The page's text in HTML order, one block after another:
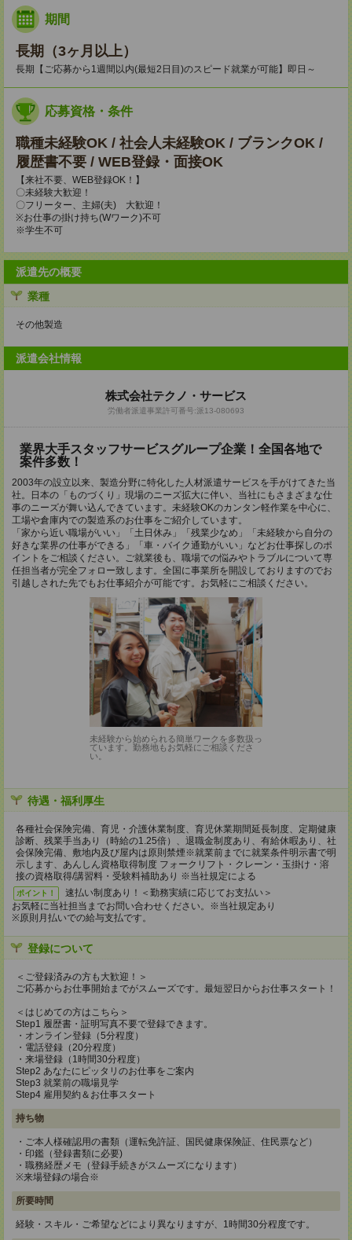
期間
長期（3ヶ月以上）
長期【ご応募から1週間以内(最短2日目)のスピード就業が可能】即日～
応募資格・条件
職種未経験OK / 社会人未経験OK / ブランクOK /
履歴書不要 / WEB登録・面接OK
【来社不要、WEB登録OK！】
〇未経験大歓迎！
〇フリーター、主婦(夫) 大歓迎！
※お仕事の掛け持ち(Wワーク)不可
※学生不可
派遣先の概要
業種
その他製造
派遣会社情報
株式会社テクノ・サービス
労働者派遣事業許可番号:派13-080693
業界大手スタッフサービスグループ企業！全国各地で
案件多数！
2003年の設立以来、製造分野に特化した人材派遣サービスを手がけてきた当
社。日本の「ものづくり」現場のニーズ拡大に伴い、当社にもさまざまな仕
事のニーズが舞い込んできています。未経験OKのカンタン軽作業を中心に、
工場や倉庫内での製造系のお仕事をご紹介しています。
「家から近い職場がいい」「土日休み」「残業少なめ」「未経験から自分の
好きな業界の仕事ができる」「車・バイク通勤がいい」などお仕事探しのポ
イントをご相談ください。ご就業後も、職場での悩みやトラブルについて専
任担当者が完全フォロー致します。全国に事業所を開設しておりますのでお
引越しされた先でもお仕事紹介が可能です。お気軽にご相談ください。
未経験から始められる簡単ワークを多数扱っ
ています。勤務地もお気軽にご相談くださ
い。
待遇・福利厚生
各種社会保険完備、育児・介護休業制度、育児休業期間延長制度、定期健康
診断、残業手当あり（時給の1.25倍）、退職金制度あり、有給休暇あり、社
会保険完備、敷地内及び屋内は原則禁煙※就業前までに就業条件明示書で明
示します、あんしん資格取得制度 フォークリフト・クレーン・玉掛け・溶
接の資格取得/講習料・受験料補助あり ※当社規定による
ポイント！
速払い制度あり！＜勤務実績に応じてお支払い＞
お気軽に当社担当までお問い合わせください。※当社規定あり
※原則月払いでの給与支払です。
登録について
＜ご登録済みの方も大歓迎！＞
ご応募からお仕事開始までがスムーズです。最短翌日からお仕事スタート！
＜はじめての方はこちら＞
Step1 履歴書・証明写真不要で登録できます。
・オンライン登録（5分程度）
・電話登録（20分程度）
・来場登録（1時間30分程度）
Step2 あなたにピッタリのお仕事をご案内
Step3 就業前の職場見学
Step4 雇用契約＆お仕事スタート
持ち物
・ご本人様確認用の書類（運転免許証、国民健康保険証、住民票など）
・印鑑（登録書類に必要)
・職務経歴メモ（登録手続きがスムーズになります）
※来場登録の場合※
所要時間
経験・スキル・ご希望などにより異なりますが、1時間30分程度です。